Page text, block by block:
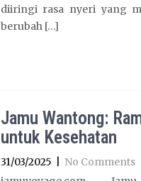
diiringi rasa nyeri yang
berubah […]
Jamu Wantong:
untuk Kesehatan
31/03/2025 No Comments